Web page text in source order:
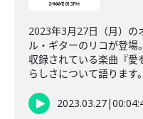
2023年3月27日（月）の
ル・ギターのリコが登場
収録されている楽曲『愛
らしさについて語ります
2023.03.27|